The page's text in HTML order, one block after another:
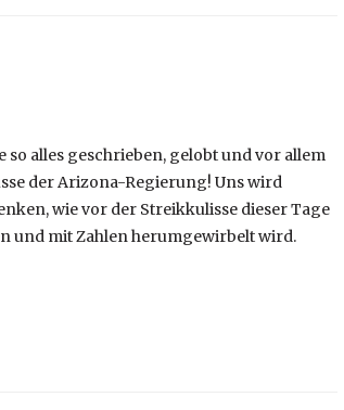
so alles geschrieben, gelobt und vor allem
der Arizona-Regierung! Uns wird
wie vor der Streikkulisse dieser Tage
und mit Zahlen herumgewirbelt wird.